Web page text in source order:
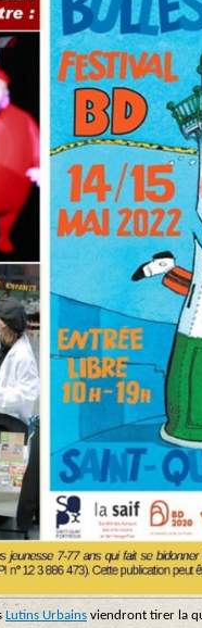
Lutins Urbains viendront tirer la